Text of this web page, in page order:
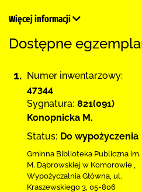
Więcej informacji
Dostępne
1. Numer inwentarzowy:
47344
Sygnatura: 821(091)
Konopnicka M.
Status: Do wypożyczenia
Gminna Biblioteka Publiczna im.
M. Dąbrowskiej w Komorowie
Wypożyczalnia Główna, ul.
Kraszewskiego 3 05-806